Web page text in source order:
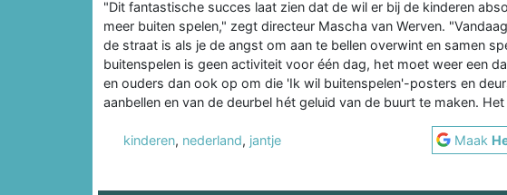
"Dit fantastische succes laat zien dat de wil er bij de kinderen
meer buiten spelen," zegt directeur Mascha van Werven.
de straat is als je de angst om aan te bellen overwint en samen
buitenspelen is geen activiteit voor één dag, het moet weer een
en ouders dan ook op om die 'Ik wil buitenspelen'-posters en
aanbellen en van de deurbel hét geluid van de buurt te maken.
kinderen, nederland, jantje Maak